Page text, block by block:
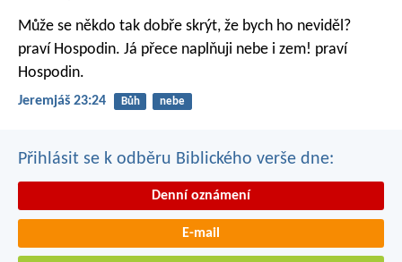
Může se někdo tak dobře skrýt, že bych ho neviděl?
praví Hospodin. Já přece naplňuji nebe i zem! praví
Hospodin.
Jeremjáš 23:24 Bůh nebe
Přihlásit se k odběru Biblického verše dne:
Denní oznámení
E-mail